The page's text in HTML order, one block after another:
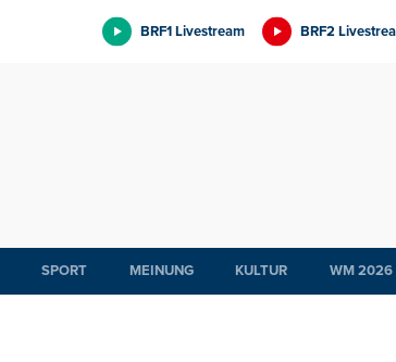
BRF1 Livestream BRF2
SPORT MEINUNG KULTUR WM 2026